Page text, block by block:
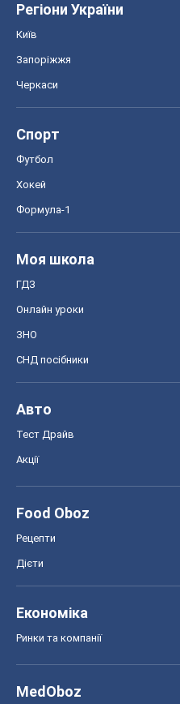
Регіони України
Київ
Запоріжжя
Черкаси
Спорт
Футбол
Хокей
Формула-1
Моя школа
ГДЗ
Онлайн уроки
ЗНО
СНД посібники
Авто
Тест Драйв
Акції
Food Oboz
Рецепти
Дієти
Економіка
Ринки та компанії
MedOboz